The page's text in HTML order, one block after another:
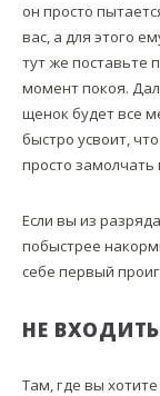
он просто
вас, а для этого
тут же поставьте
момент покоя.
щенок будет все
быстро усвоит,
просто замолчать
Если вы из
побыстрее
себе первый
НЕ
Там, где вы